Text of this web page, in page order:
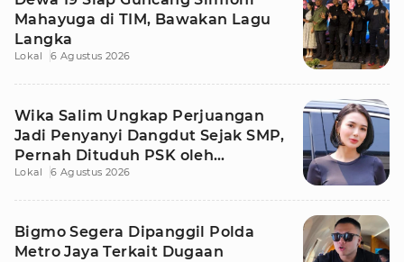
Mahayuga di TIM, Bawakan Lagu
Langka
Lokal 6 Agustus 2026
Wika Salim Ungkap Perjuangan
Jadi Penyanyi Dangdut Sejak SMP,
Pernah Dituduh PSK oleh
Tetangga
Lokal 6 Agustus 2026
Bigmo Segera Dipanggil Polda
Metro Jaya Terkait Dugaan